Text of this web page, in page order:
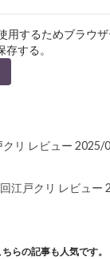
用するためブラウ
する。
リ レビュー 2025/
江戸クリ レビュー
ちらの記事も人気です。